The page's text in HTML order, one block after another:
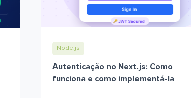
Node.js
Autenticação no Next.js: Como
funciona e como implementá-la